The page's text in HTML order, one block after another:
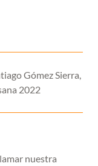
Gómez Sierra,
2022
nuestra